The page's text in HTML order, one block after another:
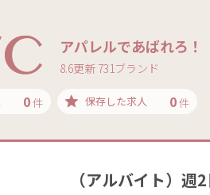
アパレルであばれろ！
8.6更新 731ブランド
0件 保存した求人 0件
（アルバイト）